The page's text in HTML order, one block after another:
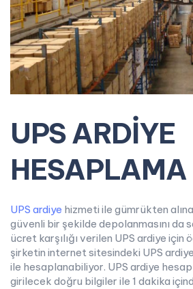
UPS ARDİYE
HESAPLAMA
UPS ardiye hizmeti ile gümrükten
güvenli bir şekilde depolanmasını da
ücret karşılığı verilen UPS ardiye
şirketin internet sitesindeki UPS
ile hesaplanabiliyor. UPS ardiye
girilecek doğru bilgiler ile 1 dakika